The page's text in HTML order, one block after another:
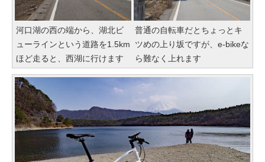
河口湖の西の端から、湖北ビ
ューラインという道路を1.5km
ほど走ると、西湖に行けます
普通の自転車だとちょっとキ
ツめの上り坂ですが、e-bikeな
ら難なく上れます